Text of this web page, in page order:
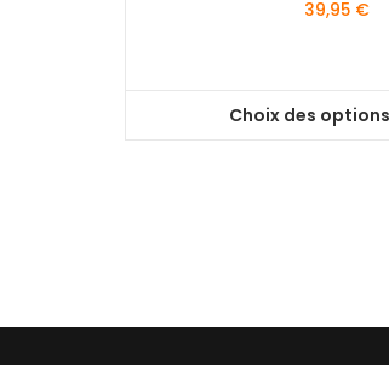
39,95 €
Choix des options
Ce